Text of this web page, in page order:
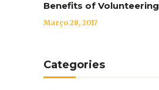
Benefits of Volunteering
Março 28, 2017
Categories